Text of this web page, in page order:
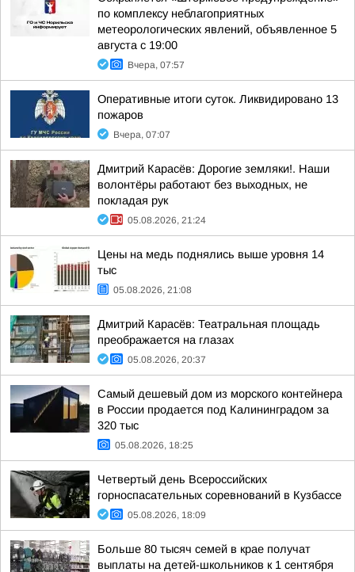
по комплексу неблагоприятных
метеорологических явлений, объявленное 5
августа с 19:00
Вчера, 07:57
Оперативные итоги суток. Ликвидировано 13
пожаров
Вчера, 07:07
Дмитрий Карасёв: Дорогие земляки!. Наши
волонтёры работают без выходных, не
покладая рук
05.08.2026, 21:24
Цены на медь поднялись выше уровня 14
тыс
05.08.2026, 21:08
Дмитрий Карасёв: Театральная площадь
преображается на глазах
05.08.2026, 20:37
Самый дешевый дом из морского контейнера
в России продается под Калининградом за
320 тыс
05.08.2026, 18:25
Четвертый день Всероссийских
горноспасательных соревнований в Кузбассе
05.08.2026, 18:09
Больше 80 тысяч семей в крае получат
выплаты на детей-школьников к 1 сентября